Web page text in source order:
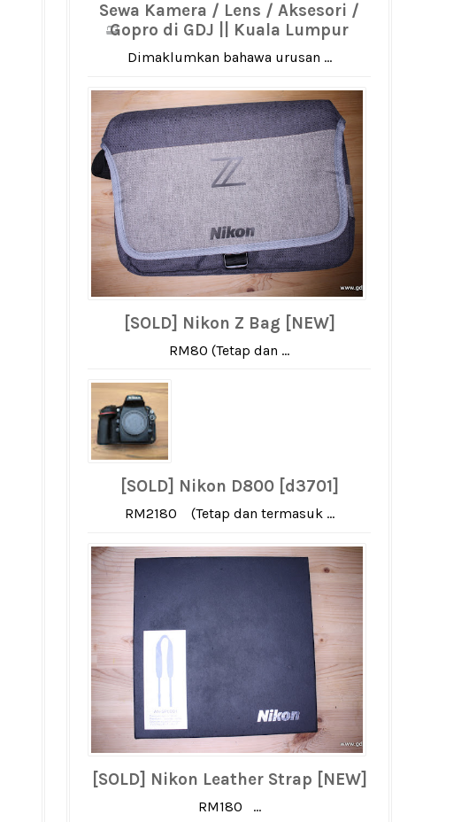
Sewa Kamera / Lens / Aksesori /
Gopro di GDJ || Kuala Lumpur
Dimaklumkan bahawa urusan ...
[SOLD] Nikon Z Bag [NEW]
RM80 (Tetap dan ...
[SOLD] Nikon D800 [d3701]
RM2180 (Tetap dan termasuk ...
[SOLD] Nikon Leather Strap [NEW]
RM180 ...